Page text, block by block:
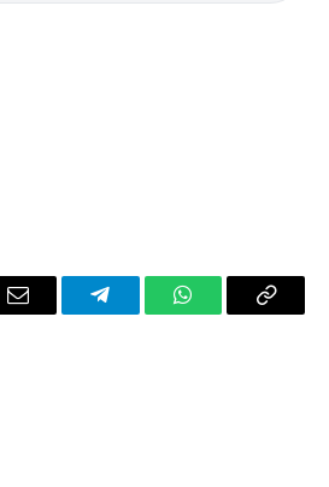
Email TelegramWhatsAppCopy